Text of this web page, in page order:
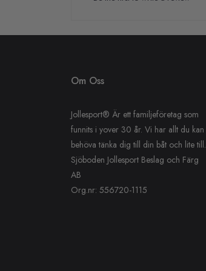
Om Oss
Jollesport® Är ett familjeföretag som
funnits i yover 30 år. Vi har allt du kan
behöva tänka dig till din båt och lite till.
Sjöboden Jollesport Beslag och Färg
AB
Org.nr: 556720-1115